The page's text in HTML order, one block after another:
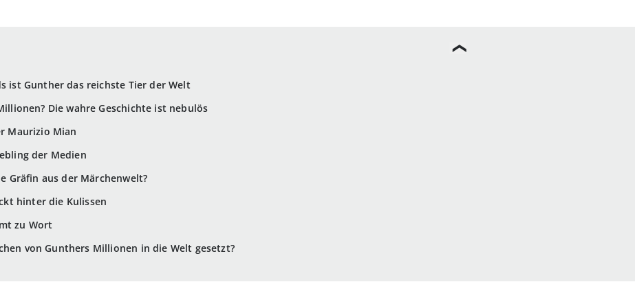
ist Gunther das reichste Tier der Welt
Die wahre Geschichte ist nebulös
Maurizio Mian
der Medien
Gräfin aus der Märchenwelt?
hinter die Kulissen
zu Wort
von Gunthers Millionen in die Welt gesetzt?